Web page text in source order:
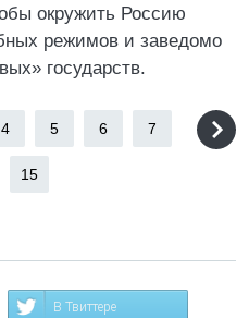
окружить Россию
режимов и заведомо
государств.
4 5 6 7
15
В Твиттере